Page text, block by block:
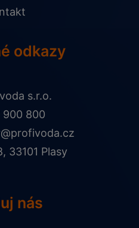
odkazy
s.r.o.
900 800
33101 Plasy
nás